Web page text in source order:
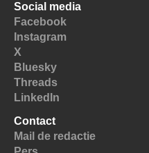
Social media
Facebook
Instagram
X
Bluesky
Threads
LinkedIn
Contact
Mail de redactie